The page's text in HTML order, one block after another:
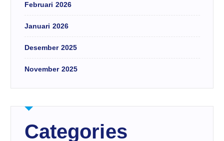
Februari 2026
Januari 2026
Desember 2025
November 2025
Categories